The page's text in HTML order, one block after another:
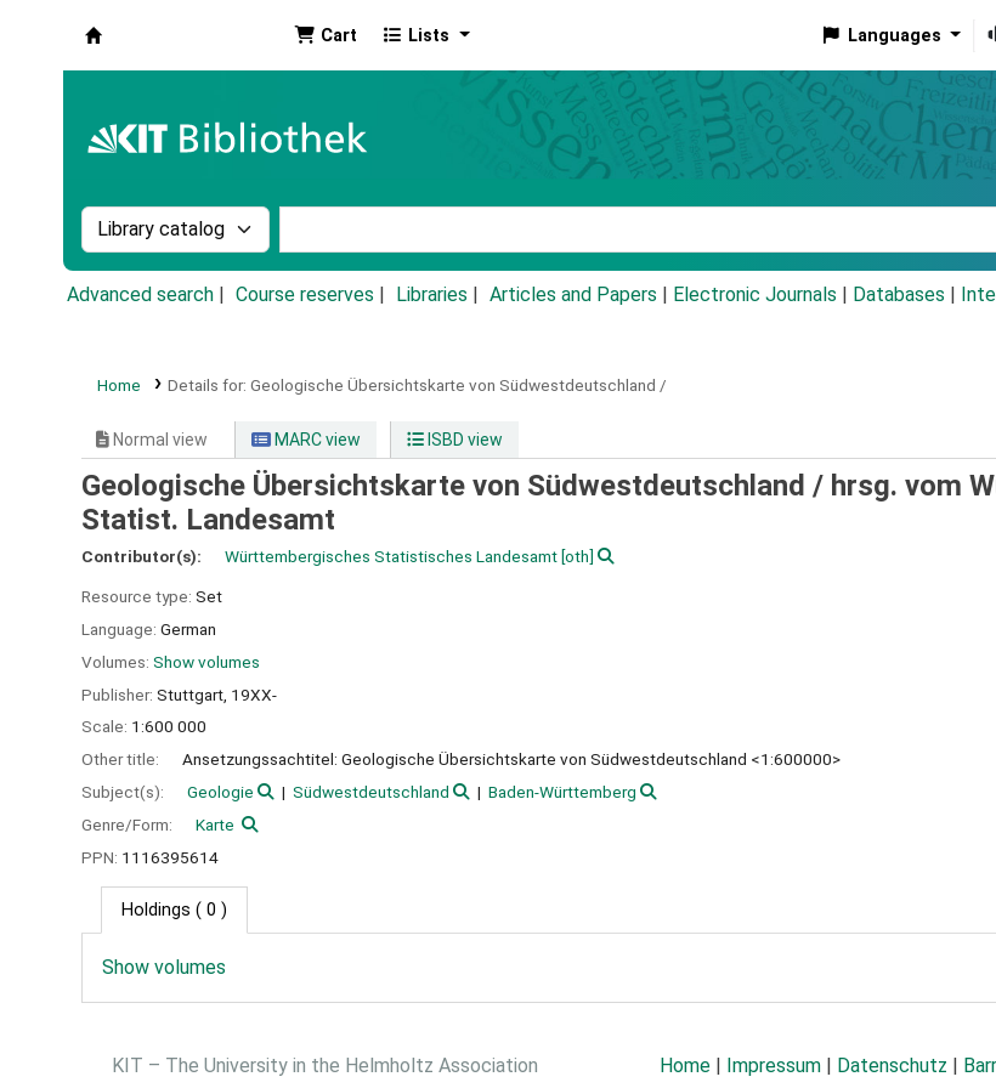
Cart Lists Languages
Search the catalog by:
Advanced search Course reserves Libraries Articles and Papers Electronic Journals Databases
Home Details for: Geologische Übersichtskarte von Südwestdeutschland /
Normal view MARC view ISBD view
Geologische Übersichtskarte von Südwestdeutschland / hrsg. vom
Statist. Landesamt
Contributor(s): Württembergisches Statistisches Landesamt [oth]
Resource type: Set
Language: German
Volumes: Show volumes
Publisher: Stuttgart, 19XX-
Scale: 1:600 000
Other title:
Ansetzungssachtitel: Geologische Übersichtskarte von Südwestdeutschland <1:600000>
Subject(s):
Geologie Südwestdeutschland
Baden-Württemberg
Genre/Form:
Karte
PPN: 1116395614
Holdings ( 0 )
Show volumes
KIT – The University in the Helmholtz Association Home Impressum Datenschutz